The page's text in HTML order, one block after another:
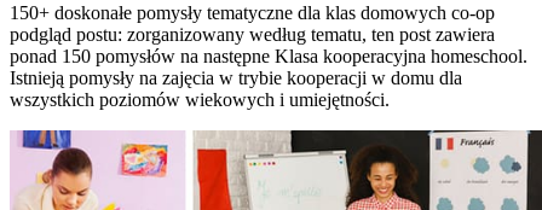
150+ doskonałe pomysły tematyczne dla klas domowych co-op
podgląd postu: zorganizowany według tematu, ten post zawiera
ponad 150 pomysłów na następne Klasa kooperacyjna homeschool.
Istnieją pomysły na zajęcia w trybie kooperacji w domu dla
wszystkich poziomów wiekowych i umiejętności.